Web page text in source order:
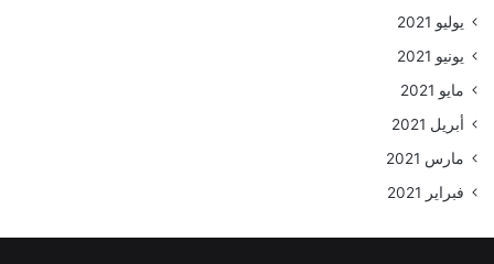
يوليو 2021
يونيو 2021
مايو 2021
أبريل 2021
مارس 2021
فبراير 2021